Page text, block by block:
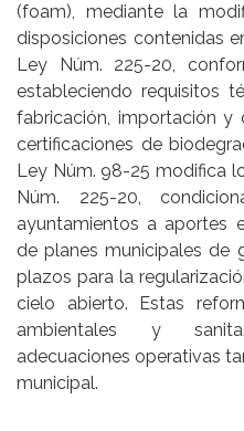
(foam), mediante la
disposiciones contenidas
Ley Núm. 225-20,
estableciendo requisitos
fabricación, importación y
certificaciones de
Ley Núm. 98-25 modifica
Núm. 225-20,
ayuntamientos a aportes
de planes municipales de
plazos para la
cielo abierto. Estas
ambientales y
adecuaciones operativas
municipal.